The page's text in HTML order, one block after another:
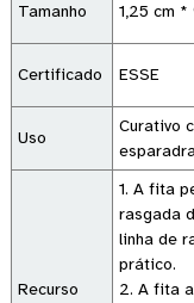
Tamanho 1,25 cm *
Certificado ESSE
Uso
Curativo
Recurso
1. A fita
rasgada
linha de
prático.
2. A fita